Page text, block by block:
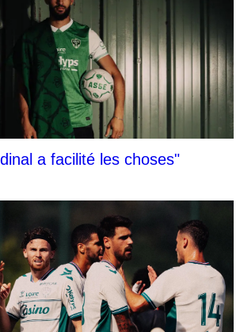
a facilité les choses"